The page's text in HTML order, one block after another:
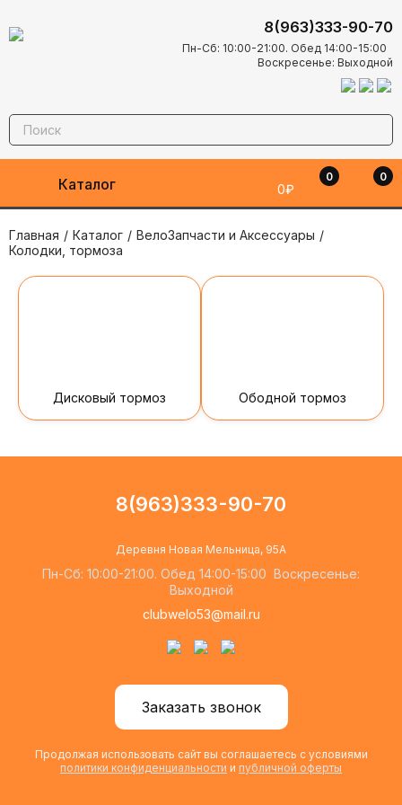
8(963)333-90-70
Пн-Сб: 10:00-21:00. Обед 14:00-15:00
Воскресенье: Выходной
Каталог 0₽
0 0
Главная / Каталог / ВелоЗапчасти и Аксессуары /
Колодки, тормоза
Дисковый тормоз Ободной тормоз
8(963)333-90-70
Деревня Новая Мельница, 95А
Пн-Сб: 10:00-21:00. Обед 14:00-15:00 Воскресенье:
Выходной
clubwelo53@mail.ru
Заказать звонок
Продолжая использовать сайт вы соглашаетесь с условиями
политики конфиденциальности и публичной оферты